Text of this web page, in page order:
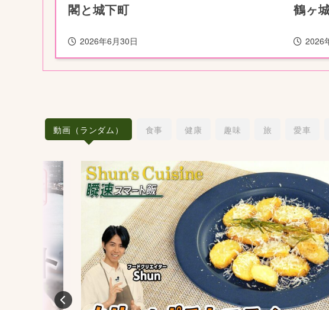
閣と城下町
2026年6月30日
鶴ヶ
2026
動画（ランダム） 食事 健康 趣味 旅 愛車
Previous